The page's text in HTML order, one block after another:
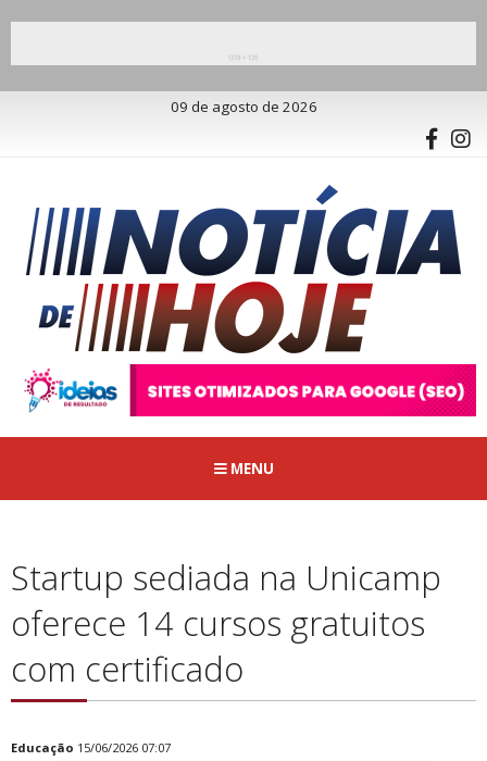
09 de agosto de 2026
MENU
Startup sediada na Unicamp
oferece 14 cursos gratuitos
com certificado
Educação 15/06/2026 07:07